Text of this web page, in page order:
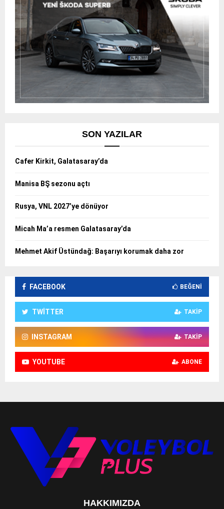
SON YAZILAR
Cafer Kirkit, Galatasaray’da
Manisa BŞ sezonu açtı
Rusya, VNL 2027’ye dönüyor
Micah Ma’a resmen Galatasaray’da
Mehmet Akif Üstündağ: Başarıyı korumak daha zor
FACEBOOK BEĞENI
TWITTER TAKIP
INSTAGRAM TAKIP
YOUTUBE ABONE
HAKKIMIZDA